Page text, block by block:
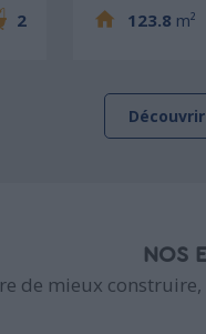
2 123.8 m²
NOS
de mieux